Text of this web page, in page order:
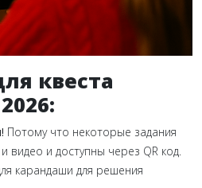
квеста
Потому что некоторые задания
видео и доступны через QR код.
карандаши для решения